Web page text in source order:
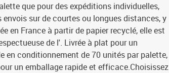
que pour des expéditions individuelles,
sur de courtes ou longues distances, y
en France à partir de papier recyclé, elle est
de l'. Livrée à plat pour un
en conditionnement de 70 unités par palette,
un emballage rapide et efficace.Choisissez